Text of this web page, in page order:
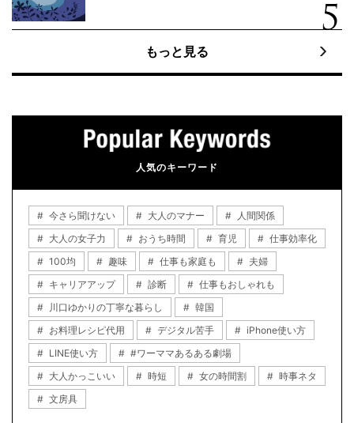
もっと見る
人気のキーワード
今さら聞けない 大人のマナー
人間関係
大人の女子力
おうち時間 育児
仕事効率化
100均
趣味 仕事も家庭も
夫婦
キャリアアップ
診断
仕事もおしゃれも
川口ゆかりの丁寧な暮らし
韓国
お料理レシピ代用
デジタル苦手
iPhone使い方
LINE使い方
#ワーママあるある劇場
大人かっこいい
時短 女の時間割
時事ネタ
文房具